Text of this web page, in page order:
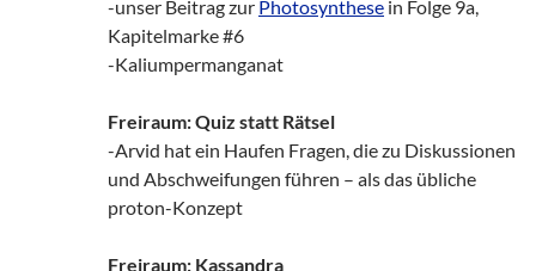
-unser Beitrag zur Photosynthese in Folge 9a,
Kapitelmarke #6
-Kaliumpermanganat
Freiraum: Quiz statt Rätsel
-Arvid hat ein Haufen Fragen, die zu Diskussionen
und Abschweifungen führen – als das übliche
proton-Konzept
Freiraum: Kassandra